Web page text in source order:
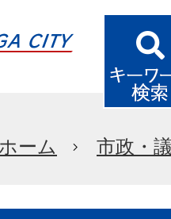
ホーム 市政・